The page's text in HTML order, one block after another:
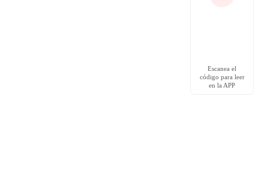
Escanea el
código para leer
en la APP